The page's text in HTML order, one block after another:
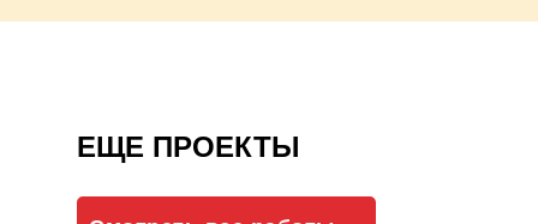
ЕЩЕ ПРОЕКТЫ